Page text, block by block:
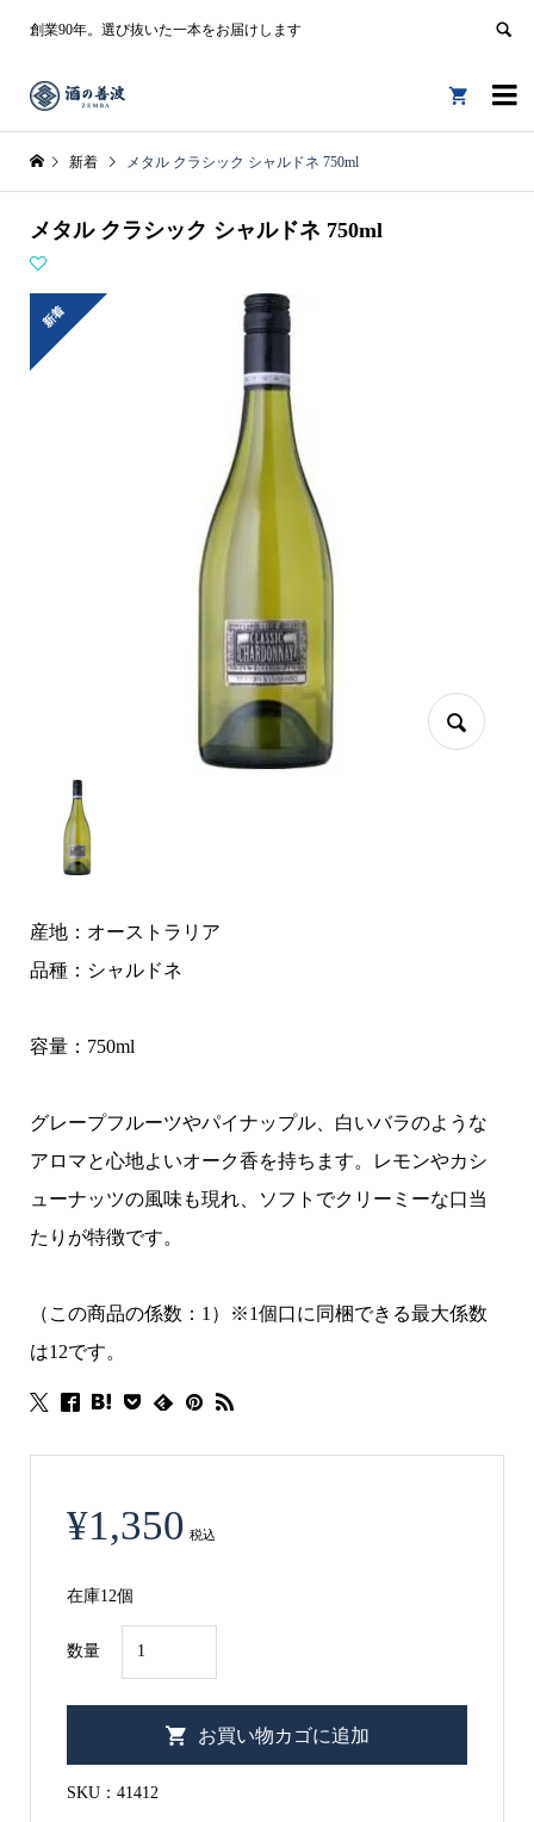
創業90年。選び抜いた一本をお届けします


新着 メタル クラシック シャルドネ 750ml
メタル クラシック シャルドネ 750ml
新着
産地：オーストラリア
品種：シャルドネ
容量：750ml
グレープフルーツやパイナップル、白いバラのような
アロマと心地よいオーク香を持ちます。レモンやカシ
ューナッツの風味も現れ、ソフトでクリーミーな口当
たりが特徴です。
（この商品の係数：1）※1個口に同梱できる最大係数
は12です。
¥1,350 税込
在庫12個
数量
ル
お買い物カゴに追加
SKU： 41412